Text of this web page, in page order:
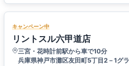
キャンペーン中
リントスル六甲道店
三宮・花時計前駅から車で10分
兵庫県神戸市灘区友田町5丁目2－1グ